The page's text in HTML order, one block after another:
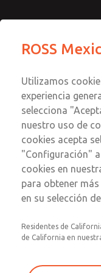
Serie MD3
MD353ECB9CB2S
Enviar
ROSS
Utilizamos
experiencia
selecciona
nuestro uso de
cookies acepta
"Configuración"
cookies en
para obtener
en su selección
Residentes de
de California en